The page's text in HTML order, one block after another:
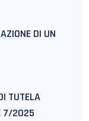
DI UN
TUTELA
7/2025